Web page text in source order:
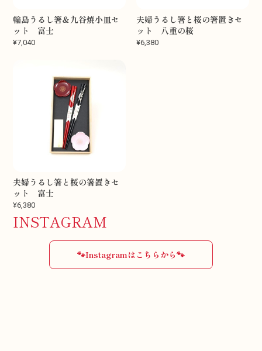
輪島うるし箸＆九谷焼小皿セ
ット 富士
¥7,040
夫婦うるし箸と桜の箸置きセ
ット 八重の桜
¥6,380
夫婦うるし箸と桜の箸置きセ
ット 富士
¥6,380
INSTAGRAM
🐾Instagramはこちらから🐾